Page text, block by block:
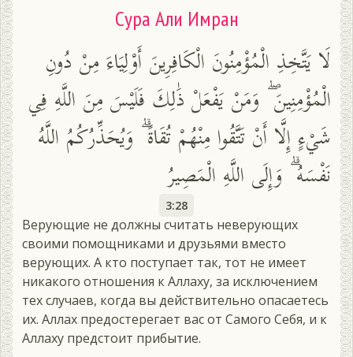
Сура Али Имран
لَا يَتَّخِذِ الْمُؤْمِنُونَ الْكَافِرِينَ أَوْلِيَاءَ مِنْ دُونِ
الْمُؤْمِنِينَ ۖ وَمَنْ يَفْعَلْ ذَٰلِكَ فَلَيْسَ مِنَ اللَّهِ فِي
شَيْءٍ إِلَّا أَنْ تَتَّقُوا مِنْهُمْ تُقَاةً ۗ وَيُحَذِّرُكُمُ اللَّهُ
نَفْسَهُ ۗ وَإِلَى اللَّهِ الْمَصِيرُ
3:28
Верующие не должны считать неверующих
своими помощниками и друзьями вместо
верующих. А кто поступает так, тот не имеет
никакого отношения к Аллаху, за исключением
тех случаев, когда вы действительно опасаетесь
их. Аллах предостерегает вас от Самого Себя, и к
Аллаху предстоит прибытие.